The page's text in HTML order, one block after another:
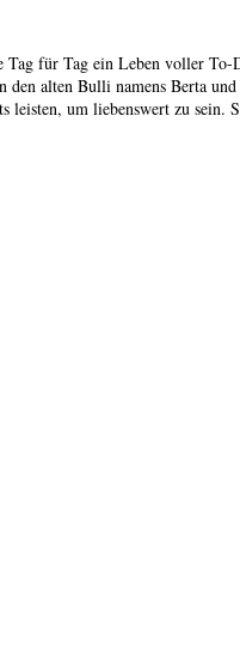
für Tag ein Leben voller
alten Bulli namens Berta
um liebenswert zu sein.